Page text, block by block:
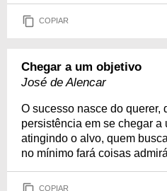
COPIAR
Chegar a um objetivo
José de Alencar
O sucesso nasce do querer,
persistência em se chegar a
atingindo o alvo, quem
no mínimo fará coisas
COPIAR